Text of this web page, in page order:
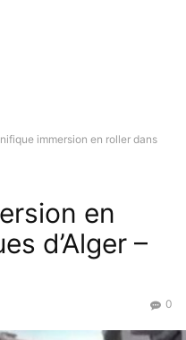
immersion en roller dans
en
d’Alger –
0